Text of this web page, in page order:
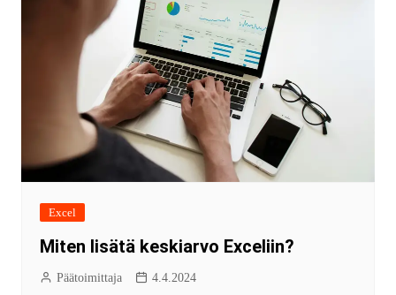
Excel
Miten lisätä keskiarvo Exceliin?
Päätoimittaja 4.4.2024